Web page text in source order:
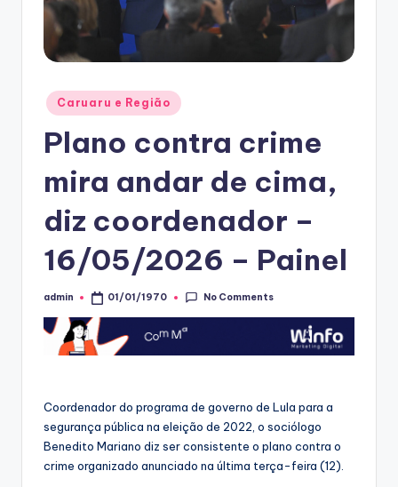
Posted
in
Caruaru e Região
Plano contra crime
mira andar de cima,
diz coordenador –
16/05/2026 – Painel
Posted
admin 01/01/1970 No Comments
Coordenador do programa de governo de Lula para a
segurança pública na eleição de 2022, o sociólogo
Benedito Mariano diz ser consistente o plano contra o
crime organizado anunciado na última terça-feira (12).